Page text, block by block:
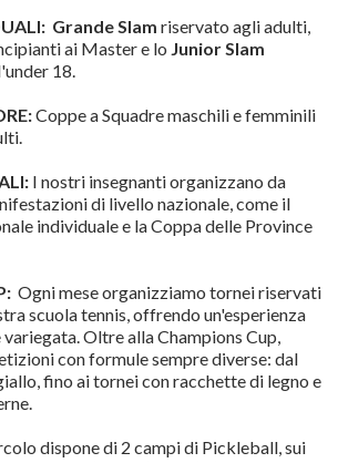
Grande Slam riservato agli adulti,
ai Master e lo Junior Slam
18.
Coppe a Squadre maschili e femminili
I nostri insegnanti organizzano da
di livello nazionale, come il
individuale e la Coppa delle Province
Ogni mese organizziamo tornei riservati
scuola tennis, offrendo un'esperienza
Oltre alla Champions Cup,
con formule sempre diverse: dal
fino ai tornei con racchette di legno e
dispone di 2 campi di Pickleball, sui